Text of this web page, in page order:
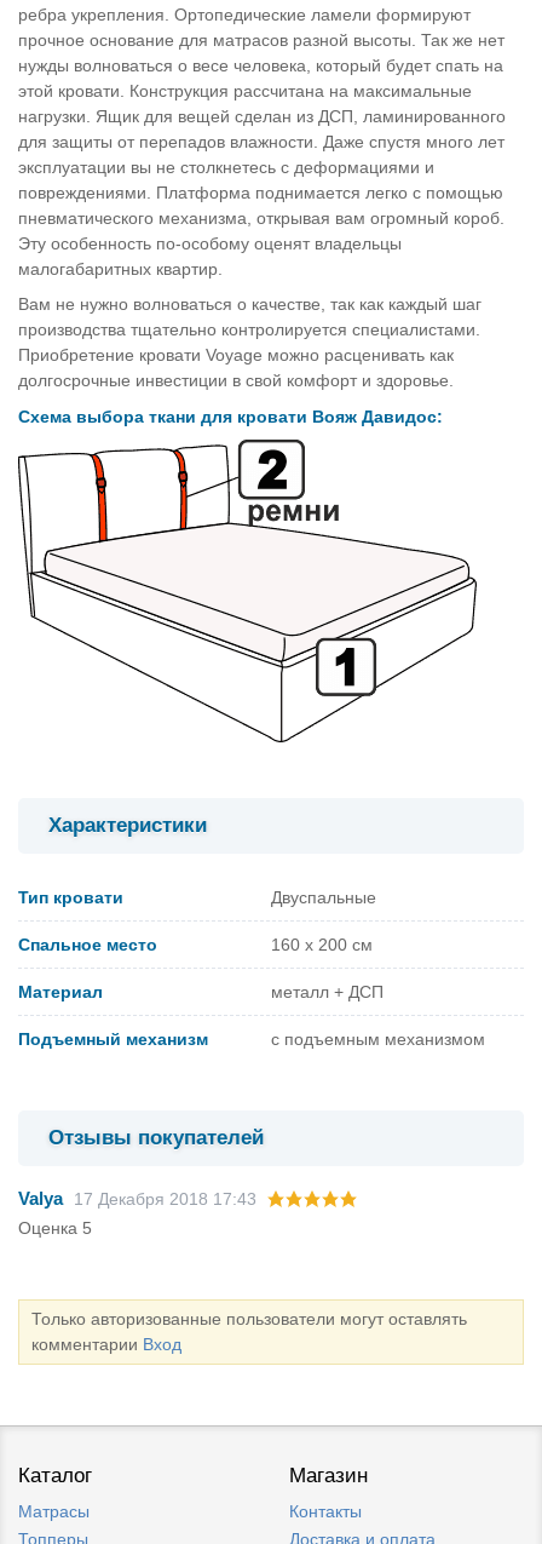
ребра укрепления. Ортопедические ламели формируют
прочное основание для матрасов разной высоты. Так же нет
нужды волноваться о весе человека, который будет спать на
этой кровати. Конструкция рассчитана на максимальные
нагрузки. Ящик для вещей сделан из ДСП, ламинированного
для защиты от перепадов влажности. Даже спустя много лет
эксплуатации вы не столкнетесь с деформациями и
повреждениями. Платформа поднимается легко с помощью
пневматического механизма, открывая вам огромный короб.
Эту особенность по-особому оценят владельцы
малогабаритных квартир.
Вам не нужно волноваться о качестве, так как каждый шаг
производства тщательно контролируется специалистами.
Приобретение кровати Voyage можно расценивать как
долгосрочные инвестиции в свой комфорт и здоровье.
Схема выбора ткани для кровати Вояж Давидос:
Характеристики
Тип кровати Двуспальные
Спальное место 160 x 200 см
Материал металл + ДСП
Подъемный механизм с подъемным механизмом
Отзывы покупателей
Valya
17 Декабря 2018 17:43
Оценка 5
Только авторизованные пользователи могут оставлять
комментарии Вход
Каталог
Матрасы
Топперы
Магазин
Контакты
Доставка и оплата